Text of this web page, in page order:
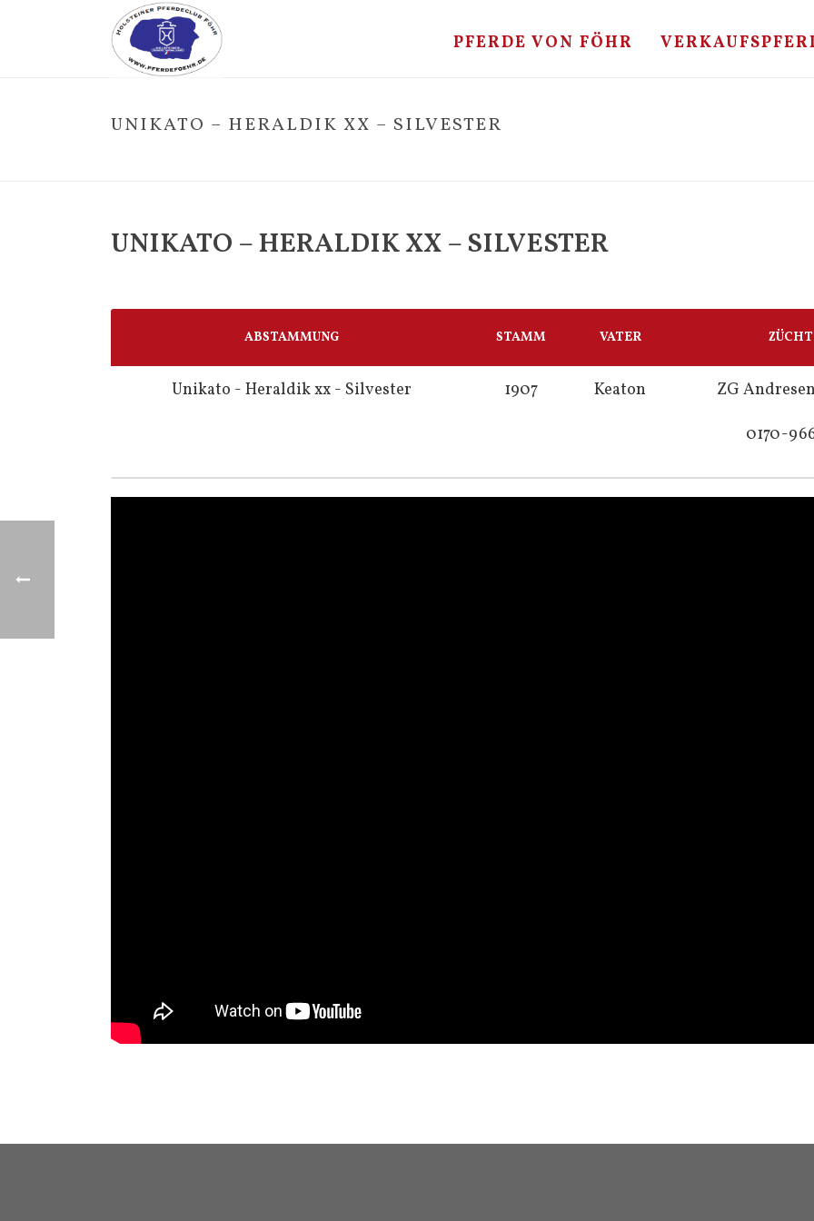
PFERDE VON FÖHR
UNIKATO – HERALDIK XX – SILVESTER
UNIKATO – HERALDIK XX – SILVESTER
ABSTAMMUNG STAMM VATER
Unikato - Heraldik xx - Silvester 1907 Keaton
ZG
0170-